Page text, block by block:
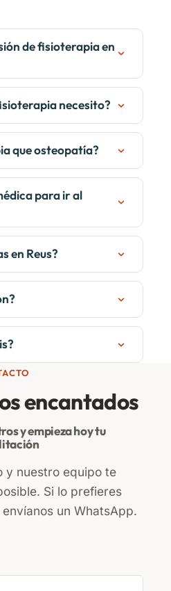
de fisioterapia en
necesito?
que osteopatía?
para ir al
en Reus?
encantados
y empieza hoy tu
y nuestro equipo te
Si lo prefieres
un WhatsApp.